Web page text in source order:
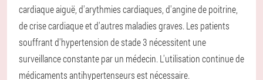
cardiaque aiguë, d'arythmies cardiaques, d'angine de poitrine,
de crise cardiaque et d'autres maladies graves. Les patients
souffrant d'hypertension de stade 3 nécessitent une
surveillance constante par un médecin. L'utilisation continue de
médicaments antihypertenseurs est nécessaire.